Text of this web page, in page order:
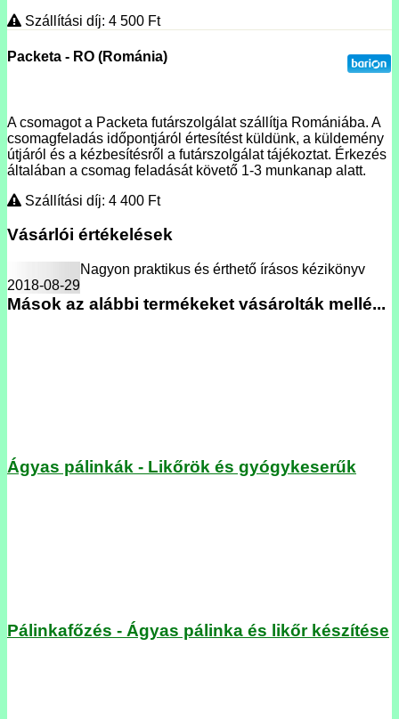
Szállítási díj: 4 500 Ft
Packeta - RO (Románia)
A csomagot a Packeta futárszolgálat szállítja Romániába. A
csomagfeladás időpontjáról értesítést küldünk, a küldemény
útjáról és a kézbesítésről a futárszolgálat tájékoztat. Érkezés
általában a csomag feladását követő 1-3 munkanap alatt.
Szállítási díj: 4 400 Ft
Vásárlói értékelések
2018-08-29
Nagyon praktikus és érthető írásos kézikönyv
Mások az alábbi termékeket vásárolták mellé...
Ágyas pálinkák - Likőrök és gyógykeserűk
Pálinkafőzés - Ágyas pálinka és likőr készítése